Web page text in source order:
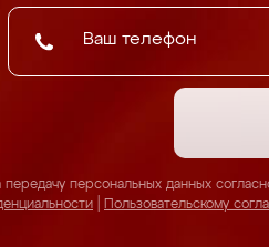
персональных данных
Пользовательскому